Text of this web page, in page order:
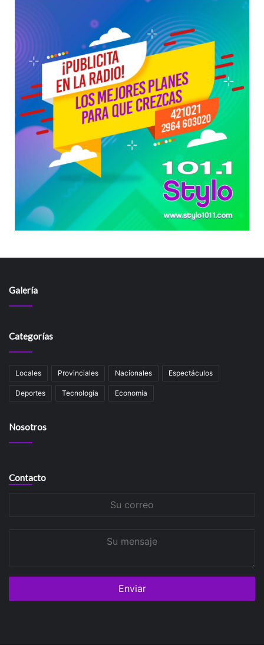
Galería
Categorías
Locales Provinciales Nacionales Espectáculos
Deportes Tecnología Economía
Nosotros
Contacto